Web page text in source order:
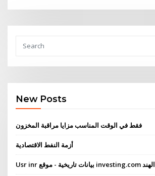
New Posts
فقط في الوقت المناسب مزايا مراقبة المخزون
أزمة النفط الاقتصادية
Usr inr بيانات تاريخية - موقع investing.com الهند